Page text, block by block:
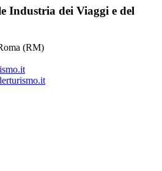
Industria dei Viaggi e del
(RM)